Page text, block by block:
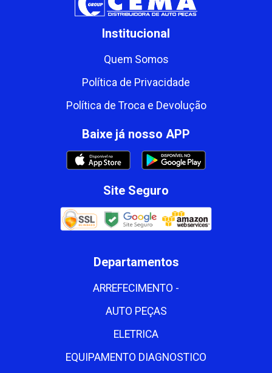
Institucional
Quem Somos
Política de Privacidade
Política de Troca e Devolução
Baixe já nosso APP
Site Seguro
Departamentos
ARREFECIMENTO -
AUTO PEÇAS
ELETRICA
EQUIPAMENTO DIAGNOSTICO